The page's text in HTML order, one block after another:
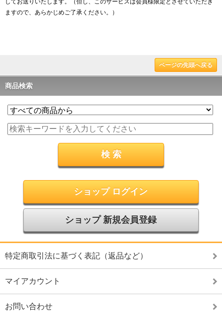
してお送りいたします。（但し、このサービスは会員様限定とさせていただき
ますので、あらかじめご了承ください。）
ページの先頭へ戻る
商品検索
ショップ ログイン
ショップ 新規会員登録
特定商取引法に基づく表記（返品など）
マイアカウント
お問い合わせ